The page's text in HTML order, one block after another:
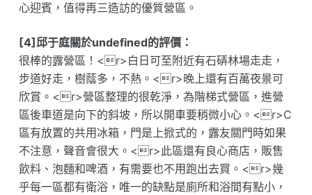
心迎賓，值得再三造訪的優質營區。
[4]邱于庭關於undefined的評價：
很棒的露營區！<r>白日可至附近有石硦林場走走，
步道好走，樹蔭多，不熱。<r>晚上還有百萬夜景可
欣賞。<r>營區整理的很乾淨，為階梯式營區，進營
區後車道是向下的斜坡，所以開車要稍微小心。<r>C
區有放置的共用冰箱，門是上掀式的，露友關門時如果
不注意，聲音會很大。<r>此區還有良心商店，販售
飲料、泡麵和啤酒，有需要也不用跑出去買。<r>幾
乎每一區都有衛浴，唯一的缺點是廁所和浴間有點小，